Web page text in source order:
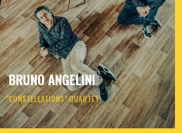
BRUNO ANGELINI
"CONSTELLATIONS" QUARTET
samedi26sept2026- 20h30- Le Triton